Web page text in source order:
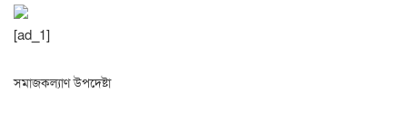
[ad_1]
সমাজকল্যাণ উপদেষ্টা